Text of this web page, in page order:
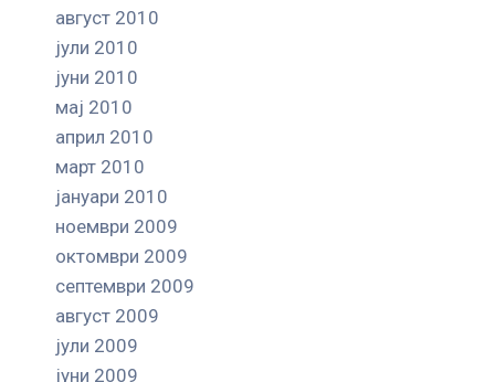
август 2010
јули 2010
јуни 2010
мај 2010
април 2010
март 2010
јануари 2010
ноември 2009
октомври 2009
септември 2009
август 2009
јули 2009
јуни 2009